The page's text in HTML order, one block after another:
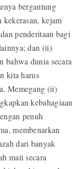
bergantung
kekerasan, kejam
penderitaan bagi
dan (ii)
bahwa dunia secara
kita harus
Memegang (ii)
kebahagiaan
penuh
membenarkan
dari banyak
mati secara